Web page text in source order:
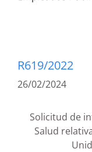
R619/2022
26/02/2024
Solicitud de
Salud